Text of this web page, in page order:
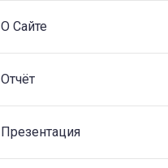
О Сайте
Отчёт
Презентация